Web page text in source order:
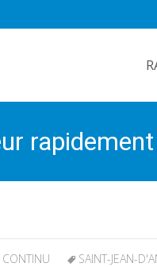
SAINT-JEAN-